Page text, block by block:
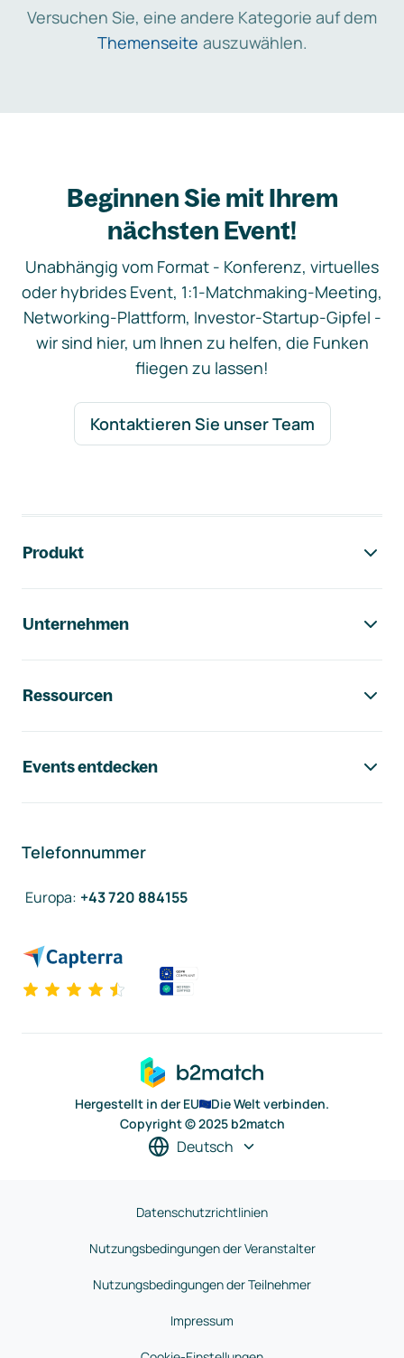
Versuchen Sie, eine andere Kategorie auf dem
Themenseite auszuwählen.
Beginnen Sie mit Ihrem
nächsten Event!
Unabhängig vom Format - Konferenz, virtuelles
oder hybrides Event, 1:1-Matchmaking-Meeting,
Networking-Plattform, Investor-Startup-Gipfel -
wir sind hier, um Ihnen zu helfen, die Funken
fliegen zu lassen!
Kontaktieren Sie unser Team
Produkt
Unternehmen
Ressourcen
Events entdecken
Telefonnummer
Europa: +43 720 884155
Hergestellt in der EU
Die Welt verbinden.
Copyright © 2025 b2match
Deutsch
Datenschutzrichtlinien
Nutzungsbedingungen der Veranstalter
Nutzungsbedingungen der Teilnehmer
Impressum